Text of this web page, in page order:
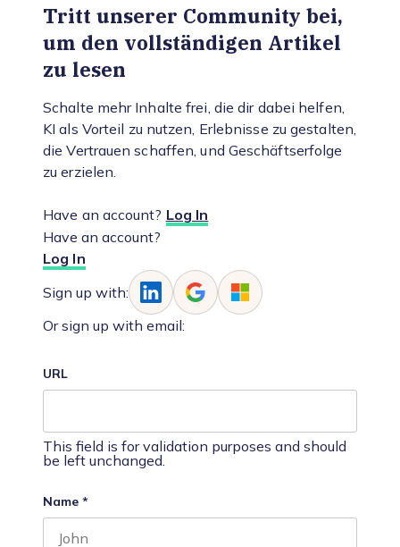
Tritt unserer Community bei,
um den vollständigen Artikel
zu lesen
Schalte mehr Inhalte frei, die dir dabei helfen,
KI als Vorteil zu nutzen, Erlebnisse zu gestalten,
die Vertrauen schaffen, und Geschäftserfolge
zu erzielen.
Have an account? Log In
Have an account?
Log In
Sign up with:
Or sign up with email:
URL
This field is for validation purposes and should
be left unchanged.
Name *